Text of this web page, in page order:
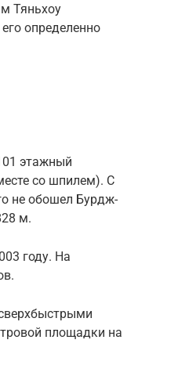
Тяньхоу
определенно
этажный
со шпилем). С
не обошел Бурдж-
м.
году. На
площадки на